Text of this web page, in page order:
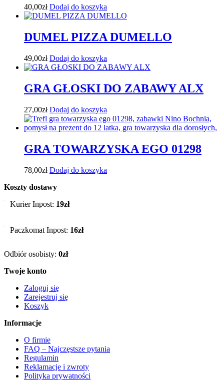
40,00zł Dodaj do koszyka
DUMEL PIZZA DUMELLO
49,00zł Dodaj do koszyka
GRA GŁOSKI DO ZABAWY ALX
27,00zł Dodaj do koszyka
GRA TOWARZYSKA EGO 01298
78,00zł Dodaj do koszyka
Koszty dostawy
Kurier Inpost: 19zł
Paczkomat Inpost: 16zł
Odbiór osobisty: 0zł
Twoje konto
Zaloguj się
Zarejestruj się
Koszyk
Informacje
O firmie
FAQ – Najczęstsze pytania
Regulamin
Reklamacje i zwroty
Polityka prywatności